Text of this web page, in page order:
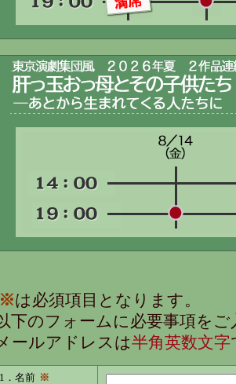
※は必須項目となります。
下のフォームに必要事項を
ールアドレスは半角英数文字
1．名前 ※